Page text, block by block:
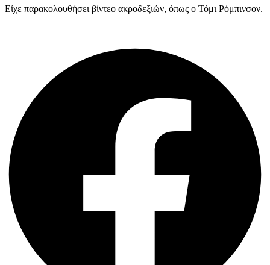
Είχε παρακολουθήσει βίντεο ακροδεξιών, όπως ο Τόμι Ρόμπινσον.